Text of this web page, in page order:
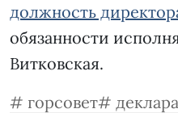
должность
обязанности
Витковская.
горсовет